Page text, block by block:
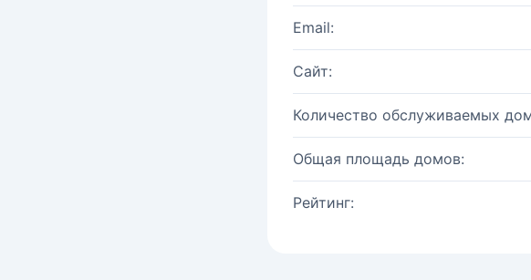
Email:
Сайт:
Количество обслуживаемых
Общая площадь домов:
Рейтинг: